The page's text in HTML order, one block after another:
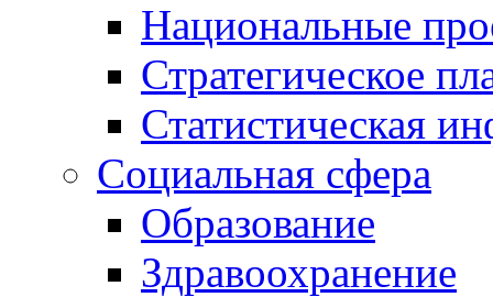
Национальные
Стратегическое
Статистическая
Социальная сфера
Образование
Здравоохранение